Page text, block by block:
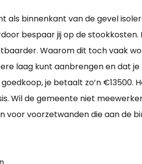
als binnenkant van de gevel
bespaar jij op de stookkosten.
Waarom dit toch vaak
laag kunt aanbrengen en dat
je betaalt zo’n €13500.
Wil de gemeente niet
voor voorzetwanden die aan de